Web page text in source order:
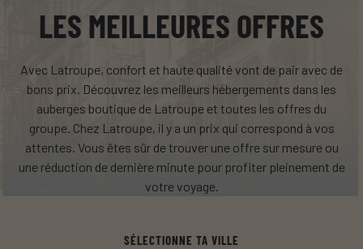
LES MEILLEURES OFFRES
Avec Latroupe, confort et haute qualité vont de pair avec de
bons prix. Découvrez les meilleurs hébergements dans les
auberges boutique de Latroupe et toutes les offres du
groupe. Chez Latroupe, il y a un prix qui correspond à vos
attentes. Vous êtes sûr de trouver une offre sur mesure ou
une réduction de dernière minute pour profiter pleinement de
votre voyage.
SÉLECTIONNE TA VILLE